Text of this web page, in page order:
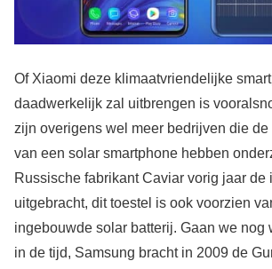
Of Xiaomi deze klimaatvriendelijke
daadwerkelijk zal uitbrengen is
zijn overigens wel meer bedrijven die
van een solar smartphone hebben
Russische fabrikant Caviar vorig jaar de
uitgebracht, dit toestel is ook voorzien
ingebouwde solar batterij. Gaan we nog
in de tijd, Samsung bracht in 2009 de